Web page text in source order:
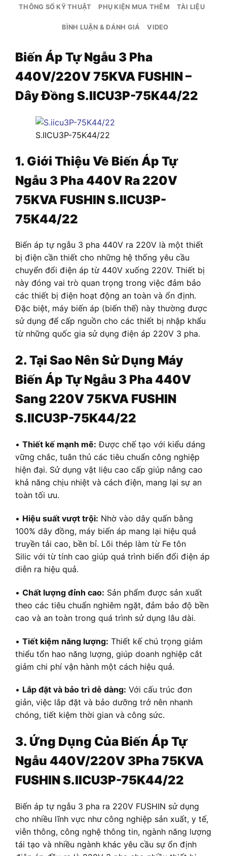
THÔNG SỐ KỸ THUẬT PHỤ KIỆN MUA THÊM TÀI LIỆU
BÌNH LUẬN & ĐÁNH GIÁ VIDEO
Biến Áp Tự Ngẫu 3 Pha
440V/220V 75KVA FUSHIN –
Dây Đồng S.IICU3P-75K44/22
S.IICU3P-75K44/22
1. Giới Thiệu Về Biến Áp Tự
Ngẫu 3 Pha 440V Ra 220V
75KVA FUSHIN S.IICU3P-
75K44/22
Biến áp tự ngẫu 3 pha 440V ra 220V là một thiết
bị điện cần thiết cho những hệ thống yêu cầu
chuyển đổi điện áp từ 440V xuống 220V. Thiết bị
này đóng vai trò quan trọng trong việc đảm bảo
các thiết bị điện hoạt động an toàn và ổn định.
Đặc biệt, máy biến áp (biến thế) này thường được
sử dụng để cấp nguồn cho các thiết bị nhập khẩu
từ những quốc gia sử dụng điện áp 220V 3 pha.
2. Tại Sao Nên Sử Dụng Máy
Biến Áp Tự Ngẫu 3 Pha 440V
Sang 220V75KVA FUSHIN
S.IICU3P-75K44/22
• Thiết kế mạnh mẽ: Được chế tạo với kiểu dáng
vững chắc, tuân thủ các tiêu chuẩn công nghiệp
hiện đại. Sử dụng vật liệu cao cấp giúp nâng cao
khả năng chịu nhiệt và cách điện, mang lại sự an
toàn tối ưu.
• Hiệu suất vượt trội: Nhờ vào dây quấn bằng
100% dây đồng, máy biến áp mang lại hiệu quả
truyền tải cao, bền bỉ. Lõi thép làm từ Fe tôn
Silic với từ tính cao giúp quá trình biến đổi điện áp
diễn ra hiệu quả.
• Chất lượng đỉnh cao: Sản phẩm được sản xuất
theo các tiêu chuẩn nghiêm ngặt, đảm bảo độ bền
cao và an toàn trong quá trình sử dụng lâu dài.
• Tiết kiệm năng lượng: Thiết kế chú trọng giảm
thiểu tổn hao năng lượng, giúp doanh nghiệp cắt
giảm chi phí vận hành một cách hiệu quả.
• Lắp đặt và bảo trì dễ dàng: Với cấu trúc đơn
giản, việc lắp đặt và bảo dưỡng trở nên nhanh
chóng, tiết kiệm thời gian và công sức.
3. Ứng Dụng Của Biến Áp Tự
Ngẫu 440V/220V 3Pha 75KVA
FUSHIN S.IICU3P-75K44/22
Biến áp tự ngẫu 3 pha ra 220V FUSHIN sử dụng
cho nhiều lĩnh vực như công nghiệp sản xuất, y tế,
viễn thông, công nghệ thông tin, ngành năng lượng
tái tạo và nhiều ngành khác yêu cầu sự ổn định